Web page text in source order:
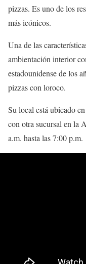
pizzas. Es uno de los
más icónicos.
Una de las
ambientación interior
estadounidense de los
pizzas con loroco.
Su local está ubicado
con otra sucursal en la
a.m. hasta las 7:00 p.m.